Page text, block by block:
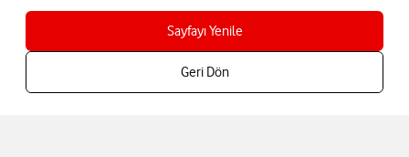
Sayfayı Yenile
Geri Dön